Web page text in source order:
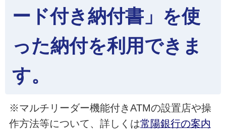
ード付き納付書」を使
った納付を利用できま
す。
※マルチリーダー機能付きATMの設置店や操
作方法等について、詳しくは常陽銀行の案内